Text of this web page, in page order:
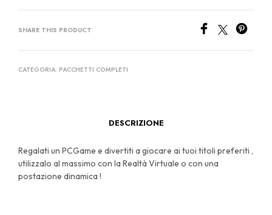
SHARE THIS PRODUCT
CATEGORIA: PACCHETTI COMPLETI
DESCRIZIONE
Regalati un PCGame e divertiti a giocare ai tuoi titoli preferiti ,
utilizzalo al massimo con la Realtà Virtuale o con una
postazione dinamica !